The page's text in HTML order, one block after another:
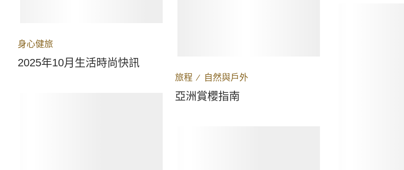
身心健旅
2025年10月生活時尚快訊
旅程 ∕ 自然與戶外
亞洲賞櫻指南